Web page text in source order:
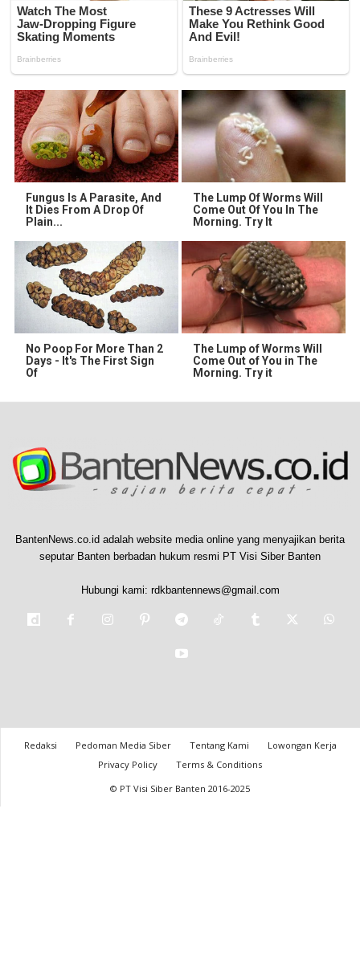
Fungus Is A Parasite, And
It Dies From A Drop Of
Plain...
The Lump Of Worms Will
Come Out Of You In The
Morning. Try It
No Poop For More Than 2
Days - It's The First Sign
Of
The Lump of Worms Will
Come Out of You in The
Morning. Try it
BantenNews.co.id adalah website media online yang menyajikan berita
seputar Banten berbadan hukum resmi PT Visi Siber Banten
Hubungi kami: rdkbantennews@gmail.com
Redaksi Pedoman Media Siber Tentang Kami
Lowongan Kerja
Privacy Policy
Terms & Conditions
© PT Visi Siber Banten 2016-2025